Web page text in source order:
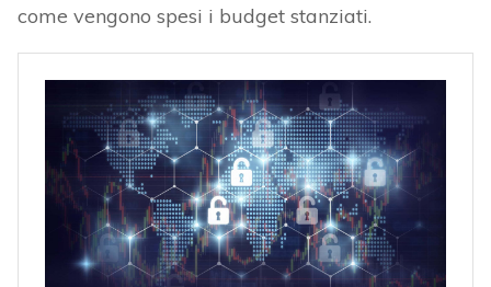
come vengono spesi i budget stanziati.